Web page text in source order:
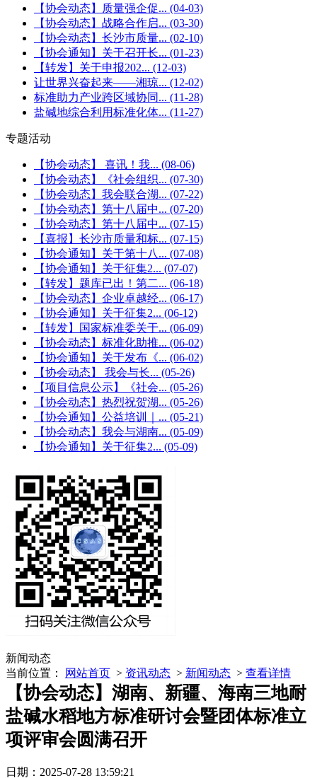
【协会动态】质量强企促... (04-03)
【协会动态】战略合作启... (03-30)
【协会动态】长沙市质量... (02-10)
【协会通知】关于召开长... (01-23)
【转发】关于申报202... (12-03)
让世界兴奋起来——湘琼... (12-02)
标准助力产业跨区域协同... (11-28)
盐碱地综合利用标准化体... (11-27)
专题活动
【协会动态】 喜讯！我... (08-06)
【协会动态】《社会组织... (07-30)
【协会动态】我会联合湖... (07-22)
【协会动态】第十八届中... (07-20)
【协会动态】第十八届中... (07-15)
【喜报】长沙市质量和标... (07-15)
【协会通知】关于第十八... (07-08)
【协会通知】关于征集2... (07-07)
【转发】题库已出！第二... (06-18)
【协会动态】企业卓越经... (06-17)
【协会通知】关于征集2... (06-12)
【转发】国家标准委关于... (06-09)
【协会动态】标准化助推... (06-02)
【协会通知】关于发布《... (06-02)
【协会动态】 我会与长... (05-26)
【项目信息公示】《社会... (05-26)
【协会动态】热烈祝贺湖... (05-26)
【协会通知】公益培训｜... (05-21)
【协会动态】我会与湖南... (05-09)
【协会通知】关于征集2... (05-09)
新闻动态
当前位置：
网站首页 > 资讯动态 > 新闻动态 > 查看详情
【协会动态】湖南、新疆、海南三地耐
盐碱水稻地方标准研讨会暨团体标准立
项评审会圆满召开
日期：2025-07-28 13:59:21